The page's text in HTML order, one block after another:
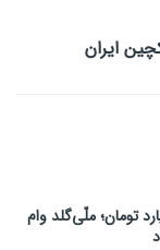
ایران
تومان؛ ملّی‌گلد وام